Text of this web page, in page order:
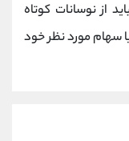
از نوسانات کوتاه
سهام مورد نظر خود